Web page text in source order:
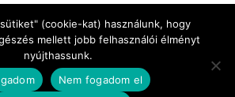
Impresszum
Adatkezelési tájékoztató
(cookie-kat) használunk, hogy
mellett jobb felhasználói élményt
nyújthassunk.
Nem fogadom el